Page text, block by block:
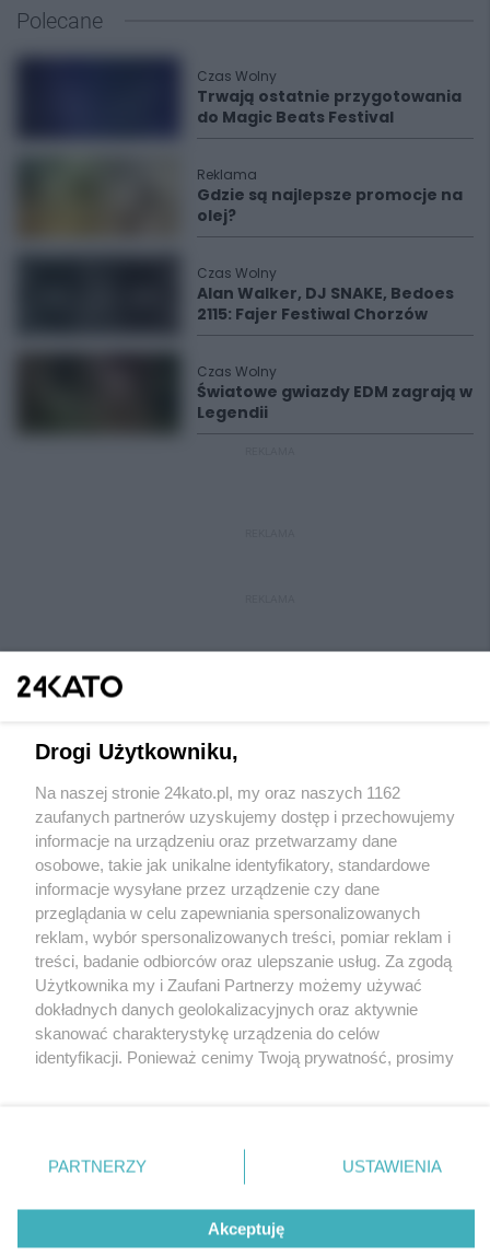
Polecane
Czas Wolny
Trwają ostatnie przygotowania
do Magic Beats Festival
Reklama
Gdzie są najlepsze promocje na
olej?
Czas Wolny
Alan Walker, DJ SNAKE, Bedoes
2115: Fajer Festiwal Chorzów
Czas Wolny
Światowe gwiazdy EDM zagrają w
Legendii
Wydawca mediów lokalnych
Nie zapomnij
zapoznać się z:
polityką prywatności regulamin korzystania z portali
Twojemiasto
Piekary Śląskie
Chorzów
Tarnowskie Góry
Gliwice
Skontakuj sięz nami
Kontakt
Wydawca
Redakcja
Drogi Użytkowniku,
Na naszej stronie 24kato.pl, my oraz naszych 1162
zaufanych partnerów uzyskujemy dostęp i przechowujemy
informacje na urządzeniu oraz przetwarzamy dane
osobowe, takie jak unikalne identyfikatory, standardowe
informacje wysyłane przez urządzenie czy dane
przeglądania w celu zapewniania spersonalizowanych
reklam, wybór spersonalizowanych treści, pomiar reklam i
treści, badanie odbiorców oraz ulepszanie usług. Za zgodą
Użytkownika my i Zaufani Partnerzy możemy używać
dokładnych danych geolokalizacyjnych oraz aktywnie
skanować charakterystykę urządzenia do celów
identyfikacji. Ponieważ cenimy Twoją prywatność, prosimy
prywatności znajdujący się w lewym dolnym rogu strony
. Niektóre rodzaje przetwarzania danych nie wymagają
zgody użytkownika, ale masz prawo sprzeciwić się
takiemu przetwarzaniu. Preferencje będą miały
PARTNERZY USTAWIENIA
Akceptuję